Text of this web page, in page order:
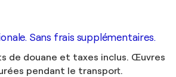
Sans frais supplémentaires.
de douane et taxes inclus. Œuvres
pendant le transport.